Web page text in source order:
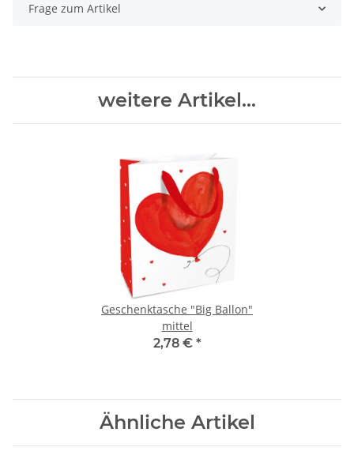
Frage zum Artikel
weitere Artikel...
Geschenktasche "Big Ballon"
mittel
2,78 € *
Ähnliche Artikel